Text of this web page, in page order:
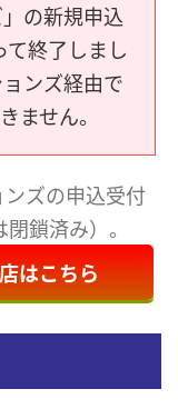
の新規申込
終了しまし
ンズ経由で
ません。
ズの申込受付
鎖済み）。
はこちら